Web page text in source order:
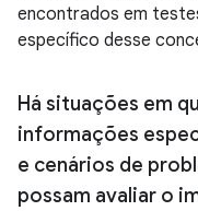
encontrados em
específico desse
Há situações em
informações
e cenários de
possam avaliar o